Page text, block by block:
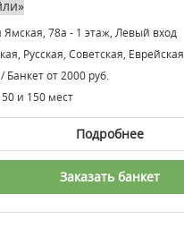
Ямская, 78а - 1 этаж, Левый вход
Русская, Советская, Еврейская
Банкет от 2000 руб.
и 150 мест
Подробнее
Заказать банкет